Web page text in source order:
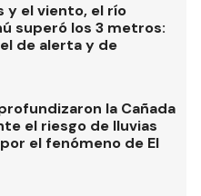
y el viento, el río
superó los 3 metros:
de alerta y de
la Cañada
el riesgo de lluvias
el fenómeno de El